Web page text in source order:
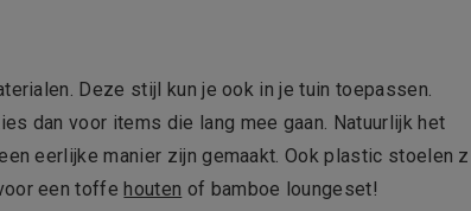
Deze stijl kun je ook in je tuin toepassen.
dan voor items die lang mee gaan. Natuurlijk het
eerlijke manier zijn gemaakt. Ook plastic stoelen
een toffehouten of bamboe loungeset!